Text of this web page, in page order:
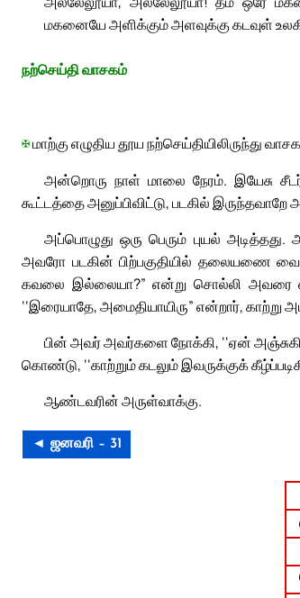
மகனையே அளிக்கும் அளவுக்கு கடவுள்
நற்செய்தி வாசகம்
✠மாற்கு எழுதிய தூய நற்செய்தியிலிருந்து
அன்றொரு நாள் மாலை நேரம். இயேசு
கூட்டத்தை அனுப்பிவிட்டு, படகில்
அப்பொழுது ஒரு பெரும் புயல்
அவரோ படகின் பிற்பகுதியில் தலையணை
கவலை இல்லையா?” என்று சொல்லி அவரை
‘‘இரையாதே, அமைதியாயிரு” என்றார், காற்று
பின் அவர் அவர்களை நோக்கி, ‘‘ஏன்
கொண்டு, ‘‘காற்றும் கடலும் இவருக்குக்
ஆண்டவரின் அருள்வாக்கு.
◄ ஜனவரி – 31